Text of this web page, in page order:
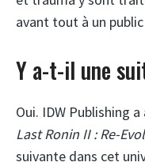
avant tout à un
Y a-t-il une
Oui. IDW Publishing
Last Ronin II : Re-
suivante dans cet